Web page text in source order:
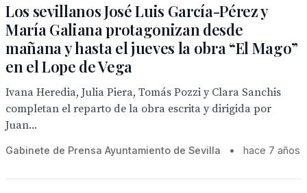
Los sevillanos José Luis García-Pérez y
María Galiana protagonizan desde
mañana y hasta el jueves la obra “El Mago”
en el Lope de Vega
Ivana Heredia, Julia Piera, Tomás Pozzi y Clara Sanchis
completan el reparto de la obra escrita y dirigida por
Juan...
Gabinete de Prensa Ayuntamiento de Sevilla • hace 7 años